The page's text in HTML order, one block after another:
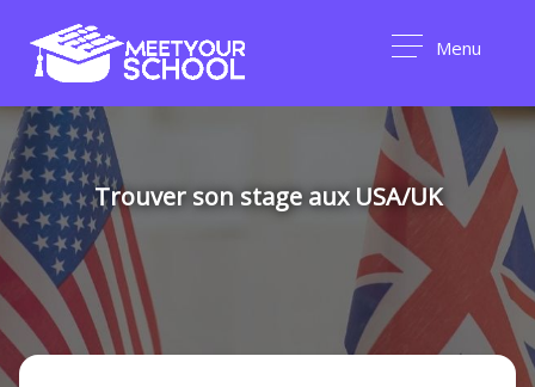
Menu
Trouver son stage aux USA/UK